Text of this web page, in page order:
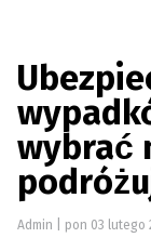
wybrać
Admin pon 03 lutego